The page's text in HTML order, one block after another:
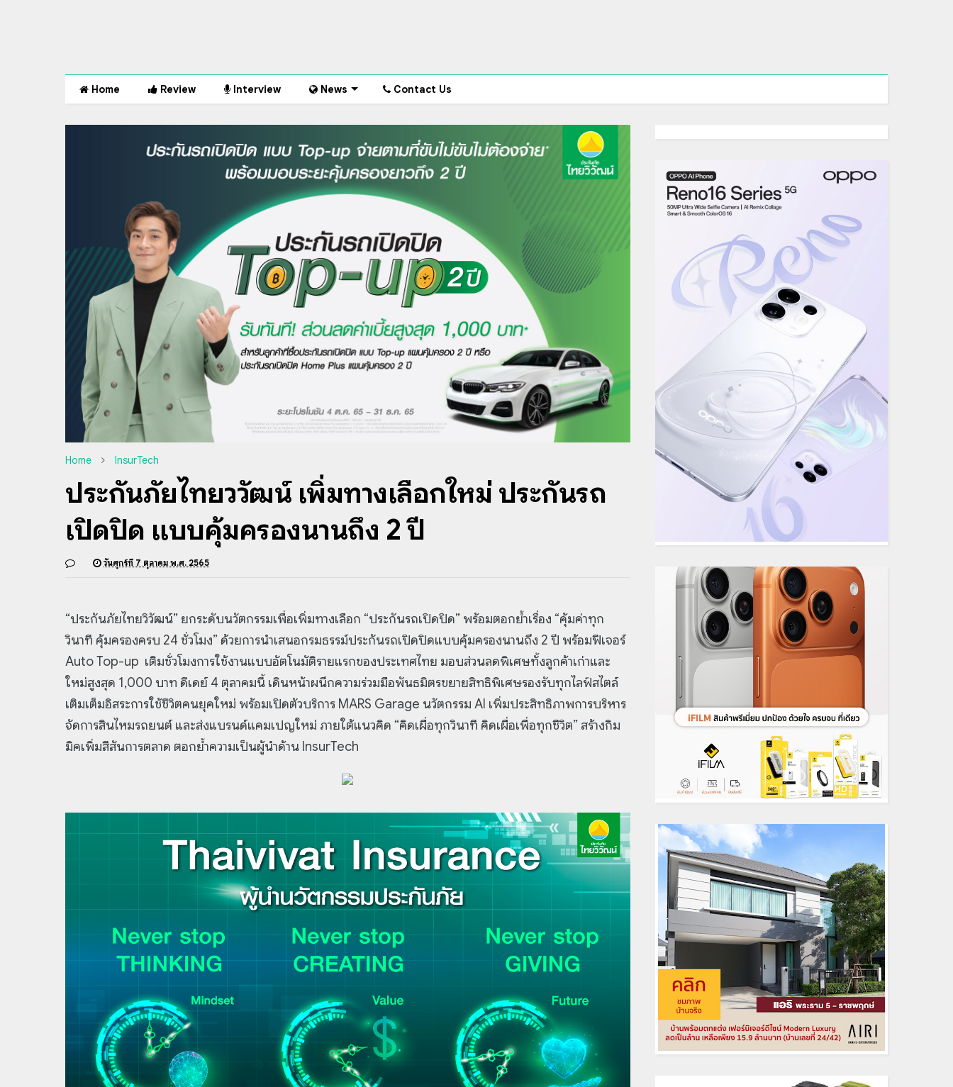
Home Review Interview News Contact Us
Home InsurTech
ประกันภัยไทยวิวัฒน์ เพิ่มทางเลือกใหม่ ประกันรถ
เปิดปิด แบบคุ้มครองนานถึง 2 ปี
วันศุกร์ที่ 7 ตุลาคม พ.ศ. 2565
“ประกันภัยไทยวิวัฒน์” ยกระดับนวัตกรรมเพื่อเพิ่มทางเลือก “ประกันรถเปิดปิด” พร้อมตอกย้ำเรื่อง “คุ้มค่าทุก
วินาที คุ้มครองครบ 24 ชั่วโมง” ด้วยการนำเสนอกรมธรรม์ประกันรถเปิดปิดแบบคุ้มครองนานถึง 2 ปี พร้อมฟีเจอร์
Auto Top-up เติมชั่วโมงการใช้งานแบบอัตโนมัติรายแรกของประเทศไทย มอบส่วนลดพิเศษทั้งลูกค้าเก่าและ
ใหม่สูงสุด 1,000 บาท ดีเดย์ 4 ตุลาคมนี้ เดินหน้าผนึกความร่วมมือพันธมิตรขยายสิทธิพิเศษรองรับทุกไลฟ์สไตล์
เติมเต็มอิสระการใช้ชีวิตคนยุคใหม่ พร้อมเปิดตัวบริการ MARS Garage นวัตกรรม AI เพิ่มประสิทธิภาพการบริหาร
จัดการสินไหมรถยนต์ และส่งแบรนด์แคมเปญใหม่ ภายใต้แนวคิด “คิดเผื่อทุกวินาที คิดเผื่อเพื่อทุกชีวิต” สร้างกิม
มิคเพิ่มสีสันการตลาด ตอกย้ำความเป็นผู้นำด้าน InsurTech